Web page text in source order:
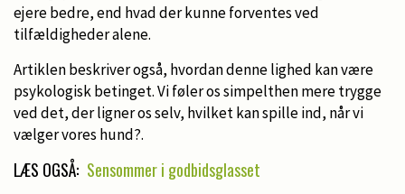
ejere bedre, end hvad der kunne forventes ved
tilfældigheder alene.
Artiklen beskriver også, hvordan denne lighed kan være
psykologisk betinget. Vi føler os simpelthen mere trygge
ved det, der ligner os selv, hvilket kan spille ind, når vi
vælger vores hund?.
LÆS OGSÅ: Sensommer i godbidsglasset